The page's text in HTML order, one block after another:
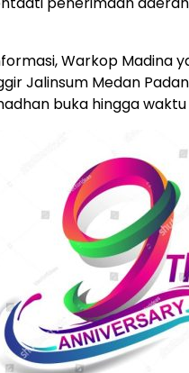
Warkop Madina
Jalinsum Medan
buka hingga